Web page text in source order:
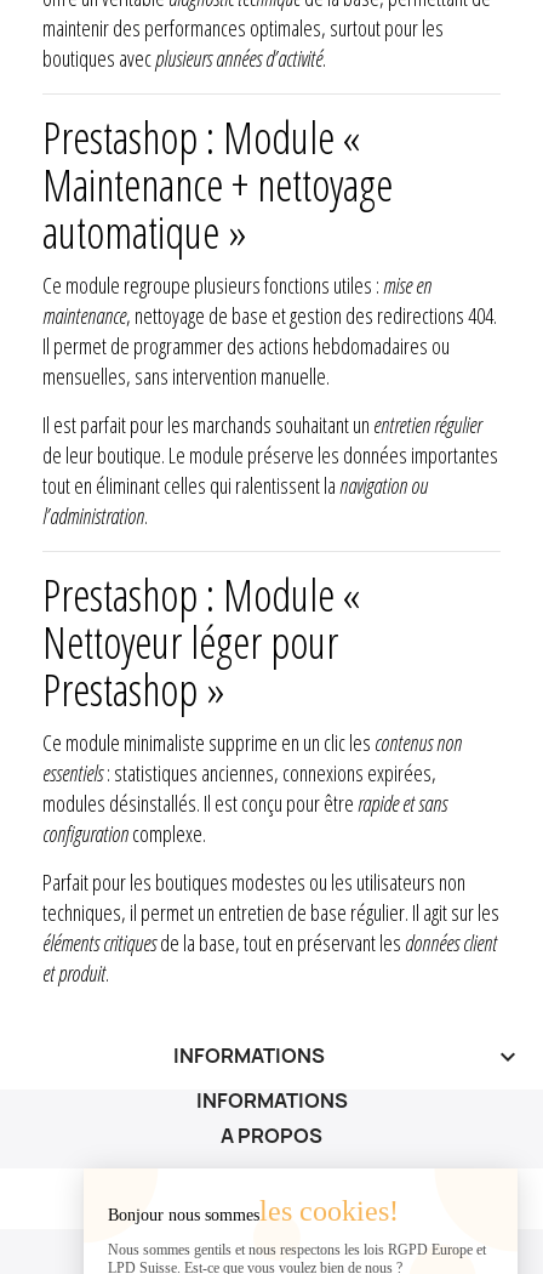
maintenir des performances optimales, surtout pour les
boutiques avecplusieurs années d’activité.
Prestashop : Module «
Maintenance + nettoyage
automatique »
Ce module regroupe plusieurs fonctions utiles : mise en
maintenance, nettoyage de base et gestion des redirections 404.
Il permet de programmer des actions hebdomadaires ou
mensuelles, sans intervention manuelle.
Il est parfait pour les marchands souhaitant un entretien régulier
de leur boutique. Le module préserve les données importantes
tout en éliminant celles qui ralentissent la navigation ou
l’administration.
Prestashop : Module «
Nettoyeur léger pour
Prestashop »
Ce module minimaliste supprime en un clic les contenus non
essentiels: statistiques anciennes, connexions expirées,
modules désinstallés. Il est conçu pour être rapide et sans
configurationcomplexe.
Parfait pour les boutiques modestes ou les utilisateurs non
techniques, il permet un entretien de base régulier. Il agit sur les
éléments critiquesde la base, tout en préservant les données client
et produit.
INFORMATIONS keyboard_arrow_down
INFORMATIONS
A PROPOS
A PROPOS
VOTRE COMPTE
Bonjour nous sommesles cookies!
Nous sommes gentils et nous respectons les lois RGPD Europe et
LPD Suisse. Est-ce que vous voulez bien de nous ?